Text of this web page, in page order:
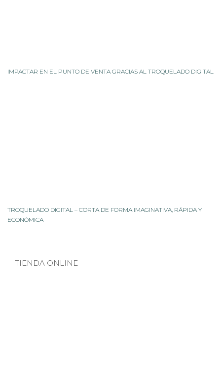
IMPACTAR EN EL PUNTO DE VENTA GRACIAS AL TROQUELADO DIGITAL
TROQUELADO DIGITAL – CORTA DE FORMA IMAGINATIVA, RÁPIDA Y
ECONÓMICA
TIENDA ONLINE